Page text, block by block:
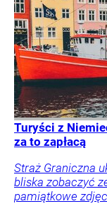
Turyści z
za to zapłacą
Straż Graniczna
bliska zobaczyć
pamiątkowe